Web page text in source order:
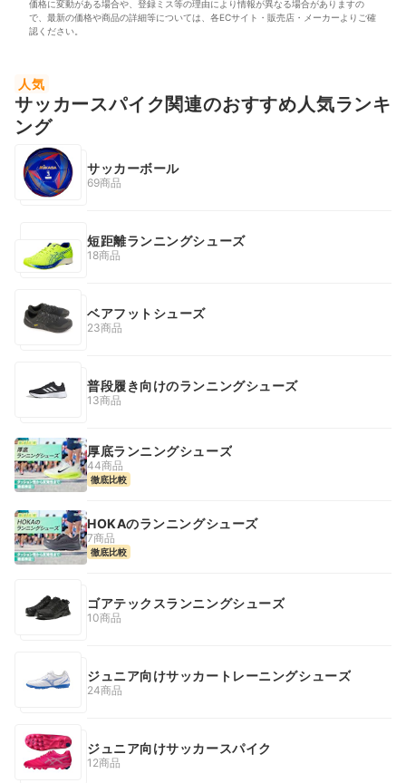
価格に変動がある場合や、登録ミス等の理由により情報が異なる場合がありますの
で、最新の価格や商品の詳細等については、各ECサイト・販売店・メーカーよりご確
認ください。
人気
サッカースパイク関連のおすすめ人気ランキ
ング
サッカーボール
69商品
短距離ランニングシューズ
18商品
ベアフットシューズ
23商品
普段履き向けのランニングシューズ
13商品
厚底ランニングシューズ
44商品
徹底比較
HOKAのランニングシューズ
7商品
徹底比較
ゴアテックスランニングシューズ
10商品
ジュニア向けサッカートレーニングシューズ
24商品
ジュニア向けサッカースパイク
12商品